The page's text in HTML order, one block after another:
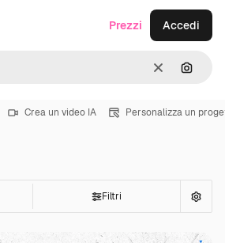
CancellaCerca
Prezzi Accedi
Crea un video IA Personalizza un
Filtri